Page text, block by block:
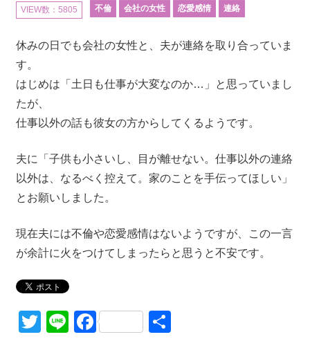
VIEW数：5805 不倫 会社の女性 恋愛感情 連絡
休みの日でも会社の女性と、夫が連絡を取り合っていま
す。
はじめは「土日も仕事が大変なのか…」と思っていまし
たが、
仕事以外の話も彼女の方からしてくるようです。
夫に「子供も小さいし、目が離せない。仕事以外の連絡
以外は、なるべく控えて。家のことを手伝ってほしい」
とお願いしました。
現在夫には不倫や恋愛感情はないようですが、この一言
が余計に火をつけてしまったらと思うと不安です。
Twitter
LineFacebook